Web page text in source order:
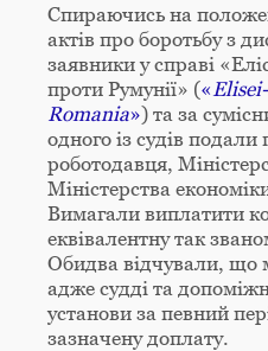
Спираючись на
актів про боротьбу з
заявники у справі
проти Румунії» («
Romania») та за
одного із судів подали
роботодавця,
Міністерства
Вимагали виплатити
еквівалентну так
Обидва відчували, що
адже судді та
установи за певний
зазначену доплату.